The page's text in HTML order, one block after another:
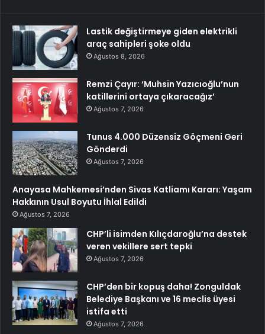
Lastik değiştirmeye giden elektrikli
araç sahipleri şoke oldu
Ağustos 8, 2026
Remzi Çayır: ‘Muhsin Yazıcıoğlu’nun
katillerini ortaya çıkaracağız’
Ağustos 7, 2026
Tunus 4.000 Düzensiz Göçmeni Geri
Gönderdi
Ağustos 7, 2026
Anayasa Mahkemesi’nden Sivas Katliamı Kararı: Yaşam
Hakkının Usul Boyutu İhlal Edildi
Ağustos 7, 2026
CHP’li isimden Kılıçdaroğlu’na destek
veren vekillere sert tepki
Ağustos 7, 2026
CHP’den bir kopuş daha! Zonguldak
Belediye Başkanı ve 16 meclis üyesi
istifa etti
Ağustos 7, 2026